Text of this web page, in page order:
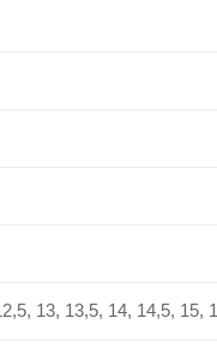
13, 13,5, 14, 14,5,